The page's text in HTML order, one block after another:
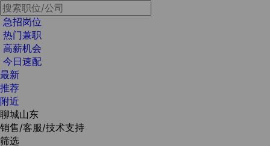
急招岗位
热门兼职
高薪机会
今日速配
最新
推荐
附近
聊城山东
销售/客服/技术支持
筛选